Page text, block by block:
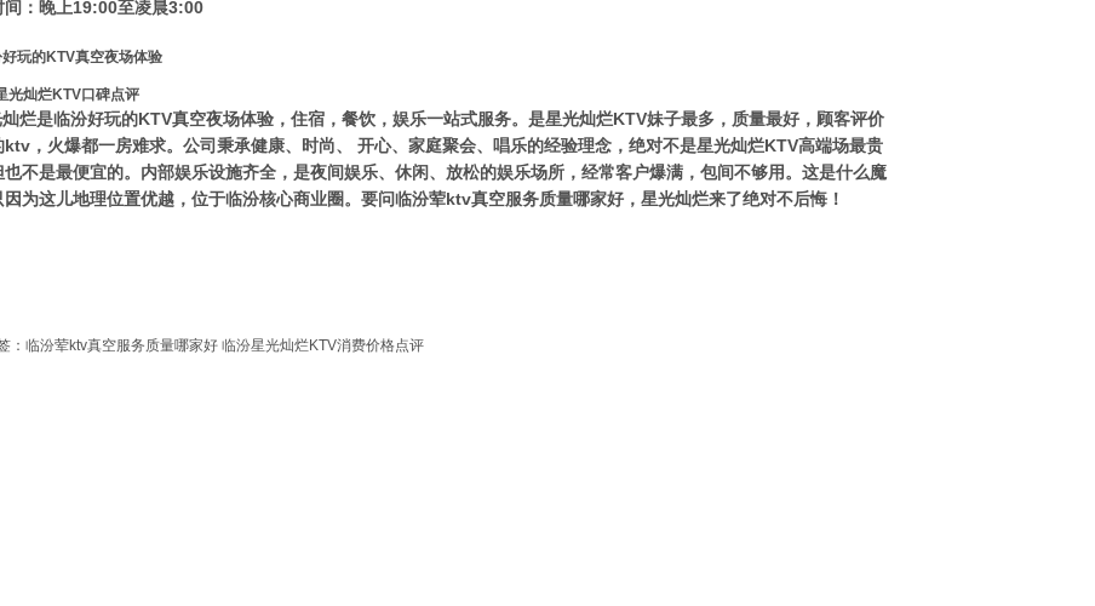
间：晚上19:00至凌晨3:00
光灿烂KTV口碑点评
烂是临汾好玩的KTV真空夜场体验，住宿，餐饮，娱乐一站式服务。是星光灿烂KTV妹子最多，质量最好，顾客评价
ktv，火爆都一房难求。公司秉承健康、时尚、 开心、家庭聚会、唱乐的经验理念，绝对不是星光灿烂KTV高端场最贵
也不是最便宜的。内部娱乐设施齐全，是夜间娱乐、休闲、放松的娱乐场所，经常客户爆满，包间不够用。这是什么魔
因为这儿地理位置优越，位于临汾核心商业圈。要问临汾荤ktv真空服务质量哪家好，星光灿烂来了绝对不后悔！
： 临汾荤ktv真空服务质量哪家好 临汾星光灿烂KTV消费价格点评